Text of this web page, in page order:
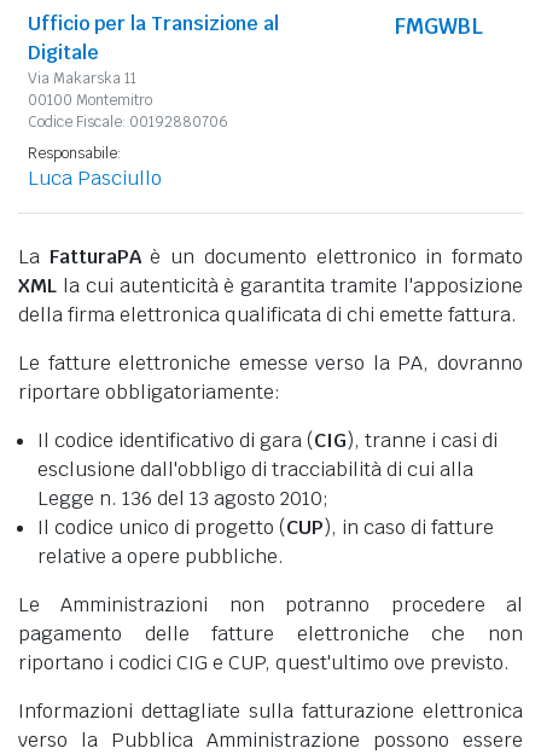
Ufficio per la Transizione al
Digitale
Via Makarska 11
00100 Montemitro
Codice Fiscale: 00192880706
FMGWBL
Responsabile:
Luca Pasciullo
La FatturaPAè un documento elettronico in formato
XML la cui autenticità è garantita tramite l'apposizione
della firma elettronica qualificata di chi emette fattura.
Le fatture elettroniche emesse verso la PA, dovranno
riportare obbligatoriamente:
Il codice identificativo di gara (CIG), tranne i casi di
esclusione dall'obbligo di tracciabilità di cui alla
Legge n. 136 del 13 agosto 2010;
Il codice unico di progetto (CUP), in caso di fatture
relative a opere pubbliche.
Le Amministrazioni non potranno procedere al
pagamento delle fatture elettroniche che non
riportano i codici CIG e CUP, quest'ultimo ove previsto.
Informazioni dettagliate sulla fatturazione elettronica
verso la Pubblica Amministrazione possono essere